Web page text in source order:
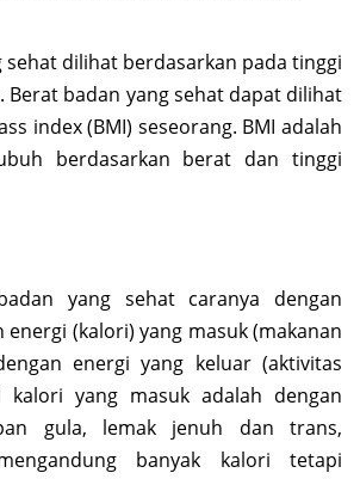
sehat dilihat berdasarkan pada tinggi
Berat badan yang sehat dapat dilihat
index (BMI) seseorang. BMI adalah
berdasarkan berat dan tinggi
yang sehat caranya dengan
energi (kalori) yang masuk (makanan
energi yang keluar (aktivitas
kalori yang masuk adalah dengan
gula, lemak jenuh dan trans,
banyak kalori tetapi